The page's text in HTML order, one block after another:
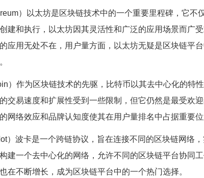
）以太坊是区块链技术中的一个重要里程碑，它不
建和执行，以太坊因其灵活性和广泛的应用场景而广
应用无处不在，用户量方面，以太坊无疑是区块链平
）作为区块链技术的先驱，比特币以其去中心化的特
交易速度和扩展性受到一些限制，但它仍然是最受欢
网络效应和品牌认知度使其在用户量排名中占据重要位
）波卡是一个跨链协议，旨在连接不同的区块链网络
建一个去中心化的网络，允许不同的区块链平台协同
在不断增长，成为区块链平台中的一个热门选择。